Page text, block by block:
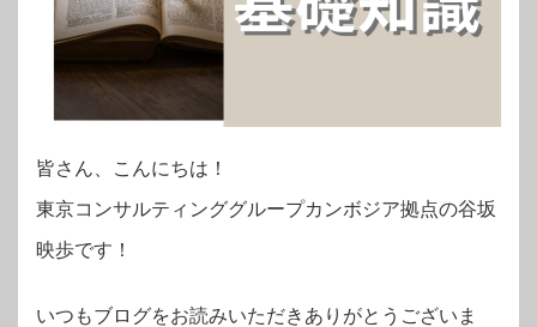
皆さん、こんにちは！
東京コンサルティンググループカンボジア拠点の谷坂
映歩です！
いつもブログをお読みいただきありがとうございま